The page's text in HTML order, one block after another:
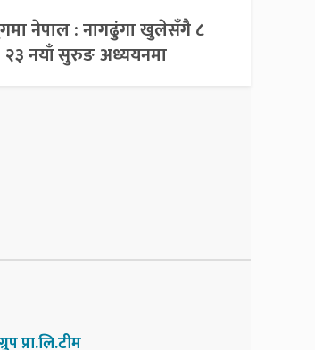
नेपाल : नागढुंगा खुलेसँगै ८
२३ नयाँ सुरुङ अध्ययनमा
प्रा.लि.टीम